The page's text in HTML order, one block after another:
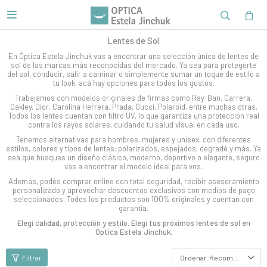

Lentes de Sol
En Óptica Estela Jinchuk vas a encontrar una selección única de lentes de
sol de las marcas más reconocidas del mercado. Ya sea para protegerte
del sol, conducir, salir a caminar o simplemente sumar un toque de estilo a
tu look, acá hay opciones para todos los gustos.
Trabajamos con modelos originales de firmas como Ray-Ban, Carrera,
Oakley, Dior, Carolina Herrera, Prada, Gucci, Polaroid, entre muchas otras.
Todos los lentes cuentan con filtro UV, lo que garantiza una protección real
contra los rayos solares, cuidando tu salud visual en cada uso.
Tenemos alternativas para hombres, mujeres y unisex, con diferentes
estilos, colores y tipos de lentes: polarizados, espejados, degradé y más. Ya
sea que busques un diseño clásico, moderno, deportivo o elegante, seguro
vas a encontrar el modelo ideal para vos.
Además, podés comprar online con total seguridad, recibir asesoramiento
personalizado y aprovechar descuentos exclusivos con medios de pago
seleccionados. Todos los productos son 100% originales y cuentan con
garantía.
Elegí calidad, protección y estilo. Elegí tus próximos lentes de sol en
Óptica Estela Jinchuk.
Recomendados